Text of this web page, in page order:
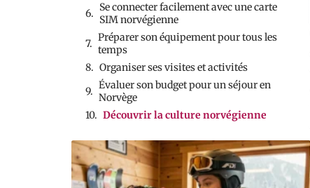
Se connecter facilement avec une carte
SIM norvégienne
Préparer son équipement pour tous les
temps
Organiser ses visites et activités
Évaluer son budget pour un séjour en
Norvège
Découvrir la culture norvégienne